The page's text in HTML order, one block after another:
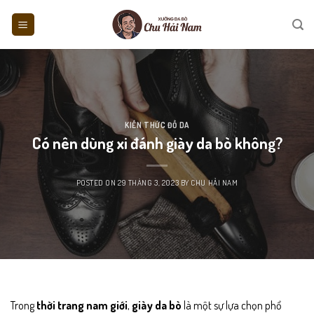
KIẾN THỨC ĐỒ DA
Có nên dùng xi đánh giày da bò không?
POSTED ON29 THÁNG 3, 2023 BY CHU HẢI NAM
Trongthời trang nam giới, giày da bò là một sự lựa chọn phổ